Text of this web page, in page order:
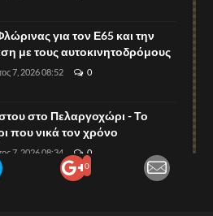
0
για τον Ε65 και την
με τους αυτοκινητοδρόμους
7, 2026 08:52 0
στο Πελαργοχώρι - Το
που νικά τον χρόνο
7, 2026 08:34 0